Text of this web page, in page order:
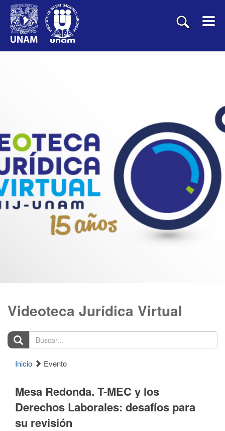
Videoteca Jurídica Virtual
Buscar...
Inicio Evento
Mesa Redonda. T-MEC y los
Derechos Laborales: desafíos para
su revisión